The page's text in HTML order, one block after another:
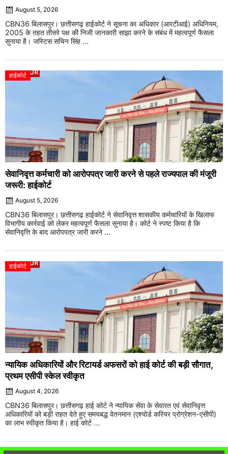
August 5, 2026
CBN36 बिलासपुर। छत्तीसगढ़ हाईकोर्ट ने सूचना का अधिकार (आरटीआई) अधिनियम,
2005 के तहत तीसरे पक्ष की निजी जानकारी साझा करने के संबंध में महत्वपूर्ण फैसला
सुनाया है। जस्टिस सचिन सिंह ...
हाईकोर्ट
सेवानिवृत्त कर्मचारी को आरोपपत्र जारी करने से पहले राज्यपाल की मंजूरी
जरूरी: हाईकोर्ट
August 5, 2026
CBN36 बिलासपुर। छत्तीसगढ़ हाईकोर्ट ने सेवानिवृत्त शासकीय कर्मचारियों के खिलाफ
विभागीय कार्रवाई को लेकर महत्वपूर्ण फैसला सुनाया है। कोर्ट ने स्पष्ट किया है कि
सेवानिवृत्ति के बाद आरोपपत्र जारी करने ...
हाईकोर्ट
न्यायिक अधिकारियों और रिटायर्ड अफसरों को हाई कोर्ट की बड़ी सौगात,
प्रथम एसीपी स्केल स्वीकृत
August 4, 2026
CBN36 बिलासपुर। छत्तीसगढ़ हाई कोर्ट ने न्यायिक सेवा के सेवारत एवं सेवानिवृत्त
अधिकारियों को बड़ी राहत देते हुए समयबद्ध वेतनमान (एश्योर्ड करियर प्रोग्रेशन-एसीपी)
का लाभ स्वीकृत किया है। हाई कोर्ट ...